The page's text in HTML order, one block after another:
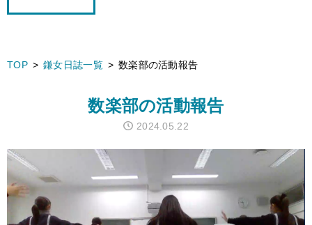
鎌女の教育
よくある質問
アクセス
サイトポリシー
TOP 鎌女日誌一覧 数楽部の活動報告
数楽部の活動報告
2024.05.22